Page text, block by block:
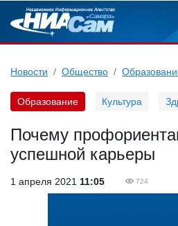
Новости Общество
Образование Культура
Почему
успешной карьеры
1 апреля 2021 11:05 724